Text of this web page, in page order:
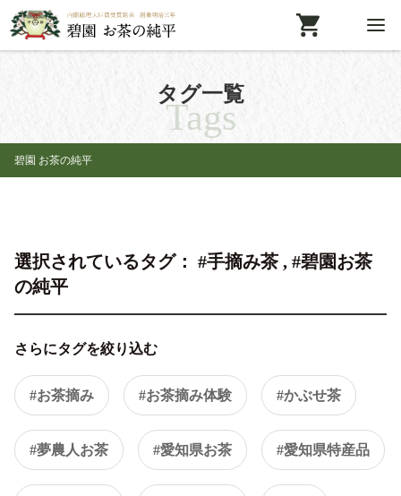
タグ一覧
Tags
碧園 お茶の純平
選択されているタグ： #手摘み茶 , #碧園お茶
の純平
さらにタグを絞り込む
#お茶摘み #お茶摘み体験 #かぶせ茶
#夢農人お茶 #愛知県お茶 #愛知県特産品